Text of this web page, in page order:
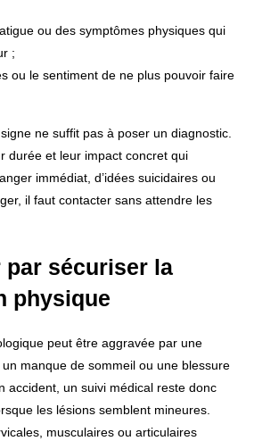
ou des symptômes physiques qui
;
ou le sentiment de ne plus pouvoir faire
ne suffit pas à poser un diagnostic.
durée et leur impact concret qui
immédiat, d’idées suicidaires ou
il faut contacter sans attendre les
par sécuriser la
physique
peut être aggravée par une
manque de sommeil ou une blessure
accident, un suivi médical reste donc
les lésions semblent mineures.
musculaires ou articulaires